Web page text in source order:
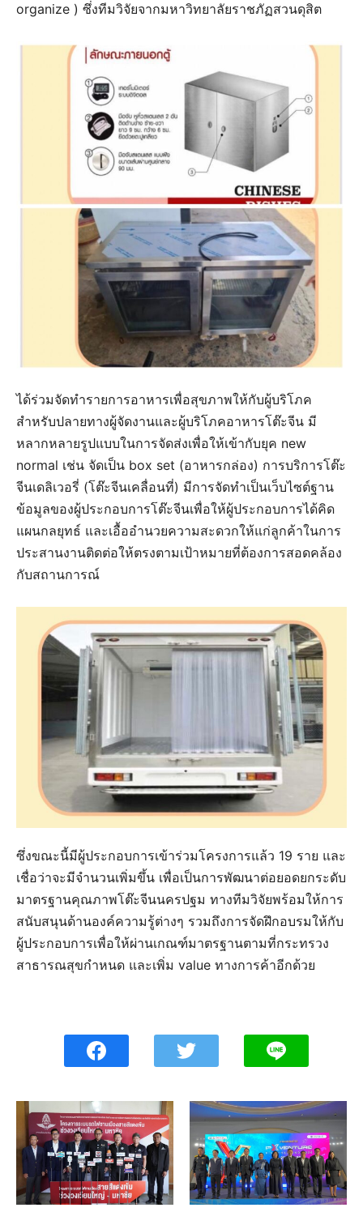
organize ) ซึ่งทีมวิจัยจากมหาวิทยาลัยราชภัฏสวนดุสิต
ได้ร่วมจัดทำรายการอาหารเพื่อสุขภาพให้กับผู้บริโภค
สำหรับปลายทางผู้จัดงานและผู้บริโภคอาหารโต๊ะจีน มี
หลากหลายรูปแบบในการจัดส่งเพื่อให้เข้ากับยุค new
normal เช่น จัดเป็น box set (อาหารกล่อง) การบริการโต๊ะ
จีนเดลิเวอรี่ (โต๊ะจีนเคลื่อนที่) มีการจัดทำเป็นเว็บไซต์ฐาน
ข้อมูลของผู้ประกอบการโต๊ะจีนเพื่อให้ผู้ประกอบการได้คิด
แผนกลยุทธ์ และเอื้ออำนวยความสะดวกให้แก่ลูกค้าในการ
ประสานงานติดต่อให้ตรงตามเป้าหมายที่ต้องการสอดคล้อง
กับสถานการณ์
ซึ่งขณะนี้มีผู้ประกอบการเข้าร่วมโครงการแล้ว 19 ราย และ
เชื่อว่าจะมีจำนวนเพิ่มขึ้น เพื่อเป็นการพัฒนาต่อยอดยกระดับ
มาตรฐานคุณภาพโต๊ะจีนนครปฐม ทางทีมวิจัยพร้อมให้การ
สนับสนุนด้านองค์ความรู้ต่างๆ รวมถึงการจัดฝึกอบรมให้กับ
ผู้ประกอบการเพื่อให้ผ่านเกณฑ์มาตรฐานตามที่กระทรวง
สาธารณสุขกำหนด และเพิ่ม value ทางการค้าอีกด้วย